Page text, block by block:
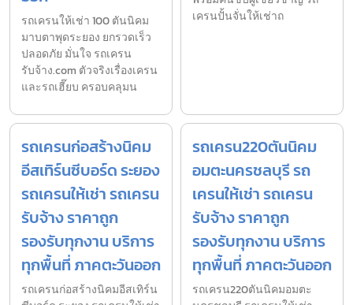
รถเครนให้เช่า 100 ตันนิคม
มาบตาพุดระยอง ยกรวดเร็ว
ปลอดภัย มั่นใจ รถเครน
รับจ้าง.com ตัวจริงเรื่องเครน
และรถเฮี๊ยบ ครอบคลุมน
เครนปั้นจั่นให้เช่าถ
รถเครนก่อสร้างนิคม
อีสเทิร์นซีบอร์ด ระยอง
รถเครนให้เช่า รถเครน
รับจ้าง ราคาถูก
รองรับทุกงาน บริการ
ทุกพื้นที่ ภาคตะวันออก
รถเครนก่อสร้างนิคมอีสเทิร์น
รถเครน220ตันนิคม
อมตะนครชลบุรี รถ
เครนให้เช่า รถเครน
รับจ้าง ราคาถูก
รองรับทุกงาน บริการ
ทุกพื้นที่ ภาคตะวันออก
รถเครน220ตันนิคมอมตะ